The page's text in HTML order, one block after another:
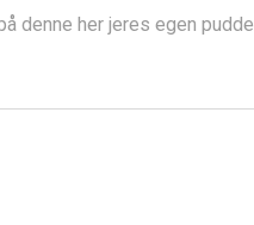
denne her jeres egen